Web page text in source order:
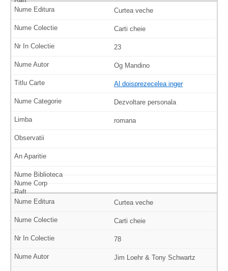
Curtea veche
Carti cheie
23
Og Mandino
Al doisprezecelea inger
Dezvoltare personala
romana
Curtea veche
Carti cheie
78
Jim Loehr & Tony Schwartz